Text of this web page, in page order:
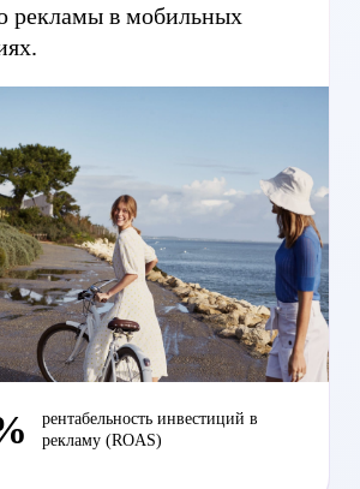
рекламы в мобильных
рентабельность инвестиций в
рекламу (ROAS)